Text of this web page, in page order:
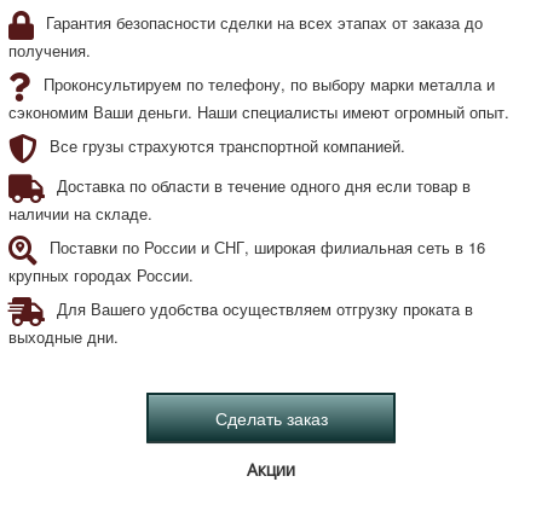
Гарантия безопасности сделки на всех этапах от заказа до
получения.
Проконсультируем по телефону, по выбору марки металла и
сэкономим Ваши деньги. Наши специалисты имеют огромный опыт.
Все грузы страхуются транспортной компанией.
Доставка по области в течение одного дня если товар в
наличии на складе.
Поставки по России и СНГ, широкая филиальная сеть в 16
крупных городах России.
Для Вашего удобства осуществляем отгрузку проката в
выходные дни.
Акции